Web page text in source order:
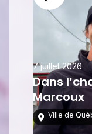
7 juillet 2026
Dans
Marcoux
Ville de